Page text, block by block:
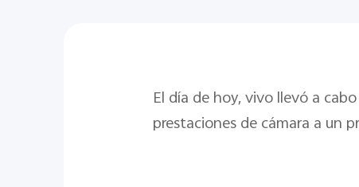
El día de hoy, vivo llevó a
prestaciones de cámara a un